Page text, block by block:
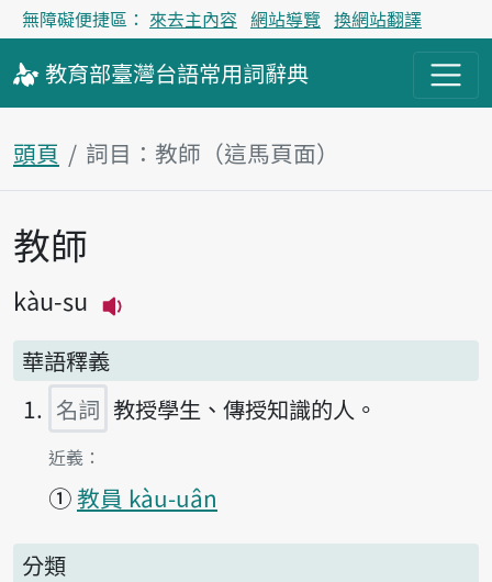
無障礙便捷區： 來去主內容 網站導覽 換網站翻譯
教育部臺灣台語常用詞辭典
頭頁 詞目：教師（這馬頁面）
主內容區
教師
kàu-su
華語釋義
名詞 教授學生、傳授知識的人。
第1項釋義的
近義：
① 教員 kàu-uân
分類